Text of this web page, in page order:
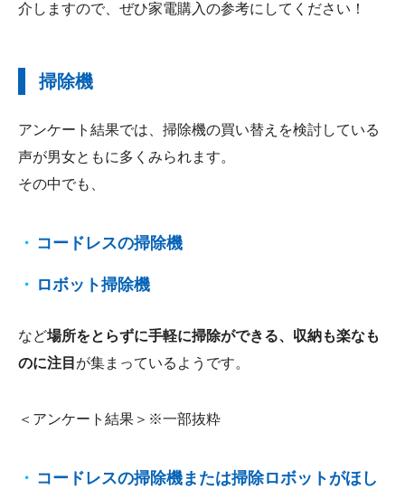
介しますので、ぜひ家電購入の参考にしてください！
掃除機
アンケート結果では、掃除機の買い替えを検討している
声が男女ともに多くみられます。
その中でも、
コードレスの掃除機
ロボット掃除機
など場所をとらずに手軽に掃除ができる、収納も楽なも
のに注目 が集まっているようです。
＜アンケート結果＞※一部抜粋
コードレスの掃除機または掃除ロボットがほし